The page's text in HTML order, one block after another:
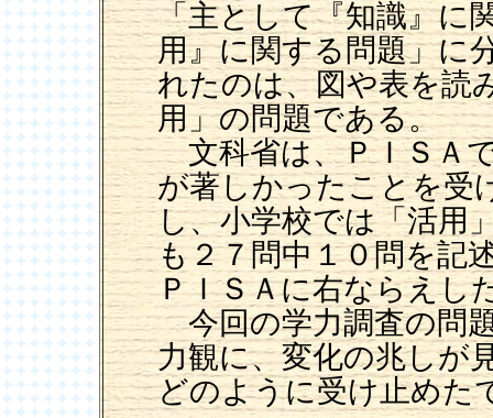
「主として『知識』に
用』に関する問題」に
れたのは、図や表を読
用」の問題である。
文科省は、ＰＩＳＡ
が著しかったことを受
し、小学校では「活用
も２７問中１０問を記
ＰＩＳＡに右ならえし
今回の学力調査の問
力観に、変化の兆しが
どのように受け止めた